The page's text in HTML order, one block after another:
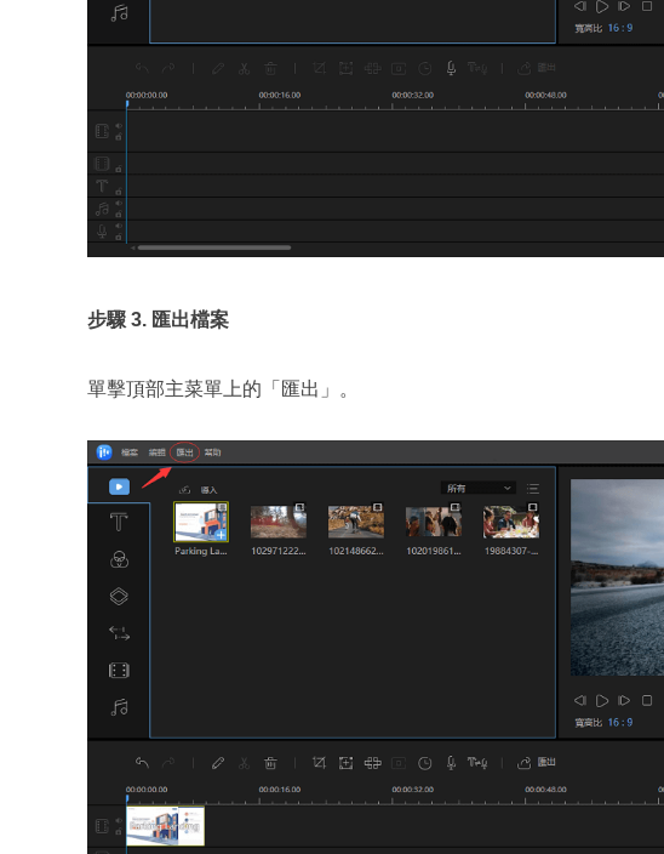
步驟 3. 匯出檔案
單擊頂部主菜單上的「匯出」。